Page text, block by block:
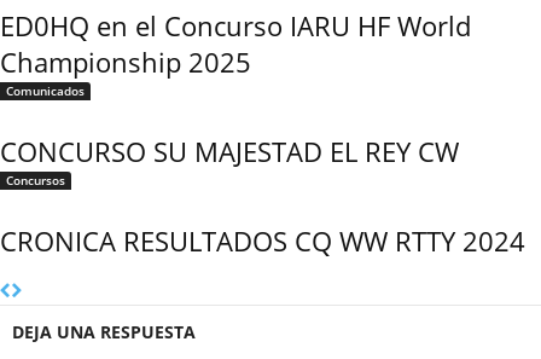
ED0HQ en el Concurso IARU HF World
Championship 2025
Comunicados
CONCURSO SU MAJESTAD EL REY CW
Concursos
CRONICA RESULTADOS CQ WW RTTY 2024
DEJA UNA RESPUESTA